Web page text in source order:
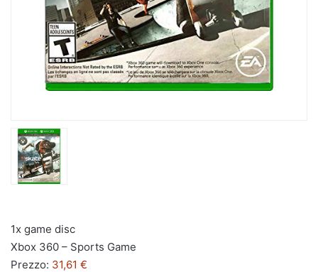
1x game disc
Xbox 360 – Sports Game
Prezzo: 31,61 €